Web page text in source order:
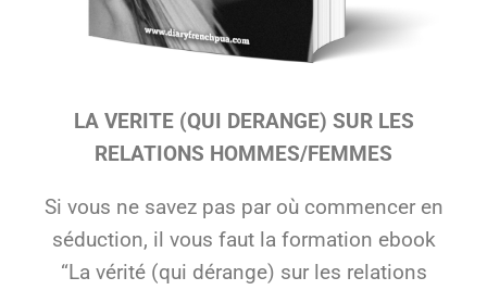
Coaching perso femmes
LA VERITE (QUI DERANGE) SUR LES
RELATIONS HOMMES/FEMMES
Si vous ne savez pas par où commencer en
séduction, il vous faut la formation ebook
“La vérité (qui dérange) sur les relations